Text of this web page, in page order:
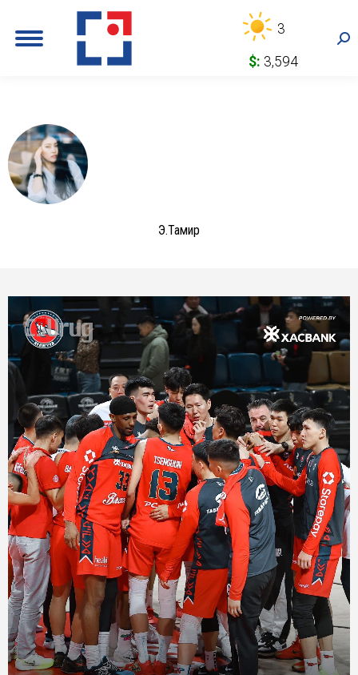
3
$: 3,594
Э.Тамир